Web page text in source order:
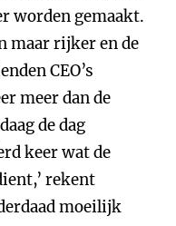
worden gemaakt.
maar rijker en de
CEO’s
meer dan de
de dag
keer wat de
rekent
moeilijk